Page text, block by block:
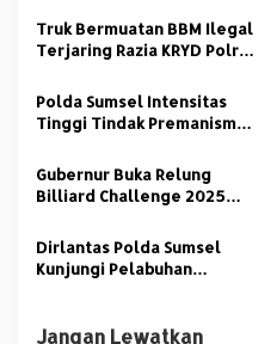
s
i
p
o
s
Truk Bermuatan BBM Ilegal
Terjaring Razia KRYD Polres
Polda Sumsel Intensitas
Tinggi Tindak Premanisme
Gubernur Buka Relung
Billiard Challenge 2025
Dirlantas Polda Sumsel
Kunjungi Pelabuhan
Jangan Lewatkan